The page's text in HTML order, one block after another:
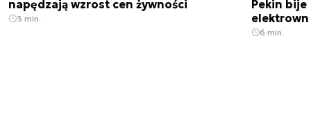
napędzają wzrost cen żywności
3 min.
Pekin bije
6 min.